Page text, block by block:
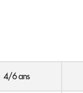
4/6 ans